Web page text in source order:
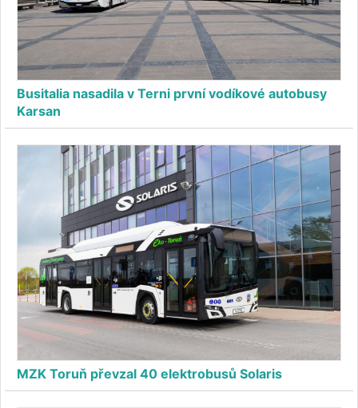
Busitalia nasadila v Terni první vodíkové autobusy
Karsan
MZK Toruň převzal 40 elektrobusů Solaris